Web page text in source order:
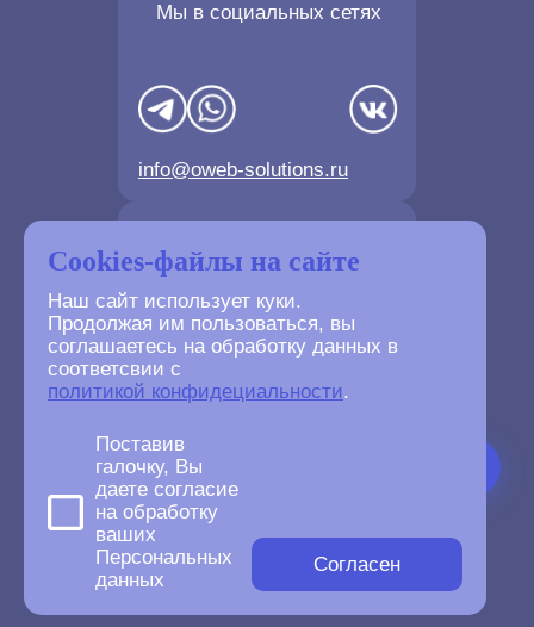
Cookies-файлы на сайте
Наш сайт использует куки.
Продолжая им пользоваться, вы
соглашаетесь на обработку данных в
соответсвии с
политикой конфидециальности.
Поставив
галочку, Вы
даете согласие
на обработку
ваших
Персональных
данных
Согласен
2007-2026
oWeb Solutions.ru.
All right reserved.
Мы в социальных сетях
info@oweb-solutions.ru
+7(4872) 702-730
+7(499) 677-61-84